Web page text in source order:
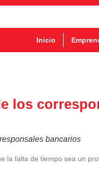
Inicio
los
bancarios
la falta de tiempo sea un